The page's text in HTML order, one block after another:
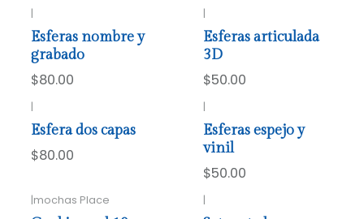
|
Esferas nombre y
grabado
$80.00
|
Esferas articulada
3D
$50.00
|
Esfera dos capas
$80.00
|
Esferas espejo y
vinil
$50.00
|mochas Place |